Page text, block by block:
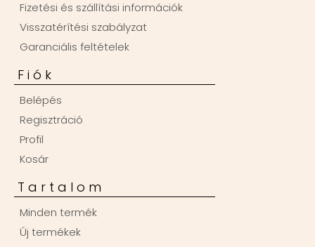
Fizetési és szállítási információk
Visszatérítési szabályzat
Garanciális feltételek
Fiók
Belépés
Regisztráció
Profil
Kosár
Tartalom
Minden termék
Új termékek